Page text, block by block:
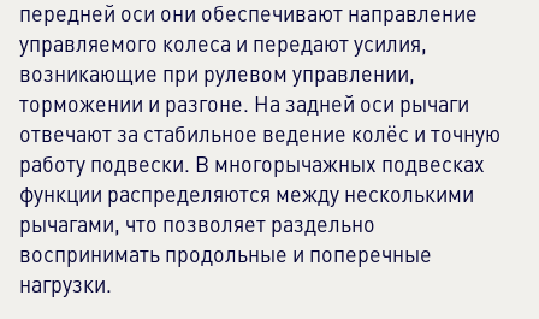
передней оси они обеспечивают направление
управляемого колеса и передают усилия,
возникающие при рулевом управлении,
торможении и разгоне. На задней оси рычаги
отвечают за стабильное ведение колёс и точную
работу подвески. В многорычажных подвесках
функции распределяются между несколькими
рычагами, что позволяет раздельно
воспринимать продольные и поперечные
нагрузки.